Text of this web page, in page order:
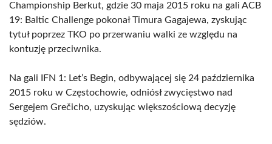
Championship Berkut, gdzie 30 maja 2015 roku na gali ACB
19: Baltic Challenge pokonał Timura Gagajewa, zyskując
tytuł poprzez TKO po przerwaniu walki ze względu na
kontuzję przeciwnika.
Na gali IFN 1: Let’s Begin, odbywającej się 24 października
2015 roku w Częstochowie, odniósł zwycięstwo nad
Sergejem Grečicho, uzyskując większościową decyzję
sędziów.